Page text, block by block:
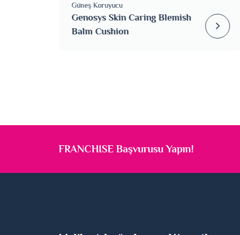
Güneş Koruyucu
Genosys Skin Caring Blemish
Balm Cushion
FRANCHISE Başvurusu Yapın!